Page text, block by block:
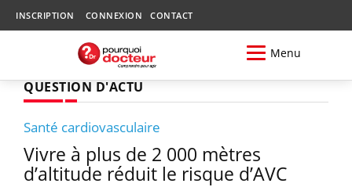
INSCRIPTION CONNEXION CONTACT
Menu
QUESTION D'ACTU
Santé cardiovasculaire
Vivre à plus de 2 000 mètres
d’altitude réduit le risque d’AVC